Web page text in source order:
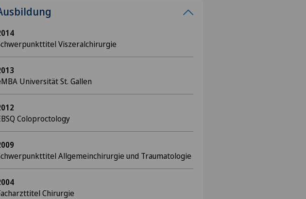
Viszeralchirurgie
Universität St. Gallen
Coloproctology
Allgemeinchirurgie und Traumatologie
Chirurgie